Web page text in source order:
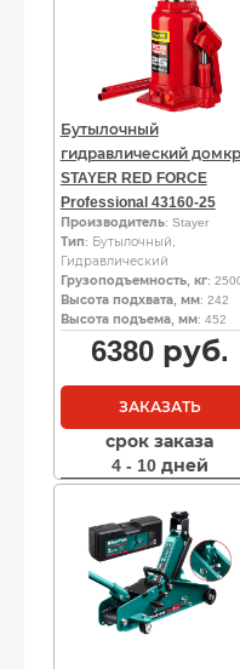
Бутылочный
гидравлический
STAYER RED FORCE
Professional 43160-25
Производитель: Stayer
Тип: Бутылочный,
Гидравлический
Грузоподъемность, кг:
Высота подхвата, мм: 242
Высота подъема, мм: 452
6380руб.
ЗАКАЗАТЬ
срок заказа
4 - 10 дней